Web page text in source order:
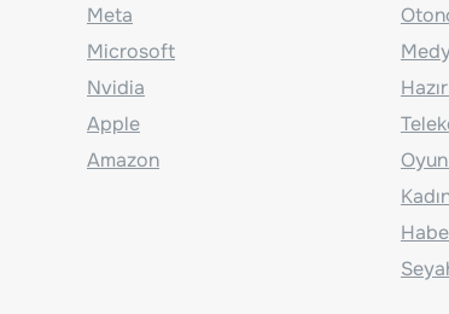
Meta
Microsoft
Nvidia
Apple
Amazon